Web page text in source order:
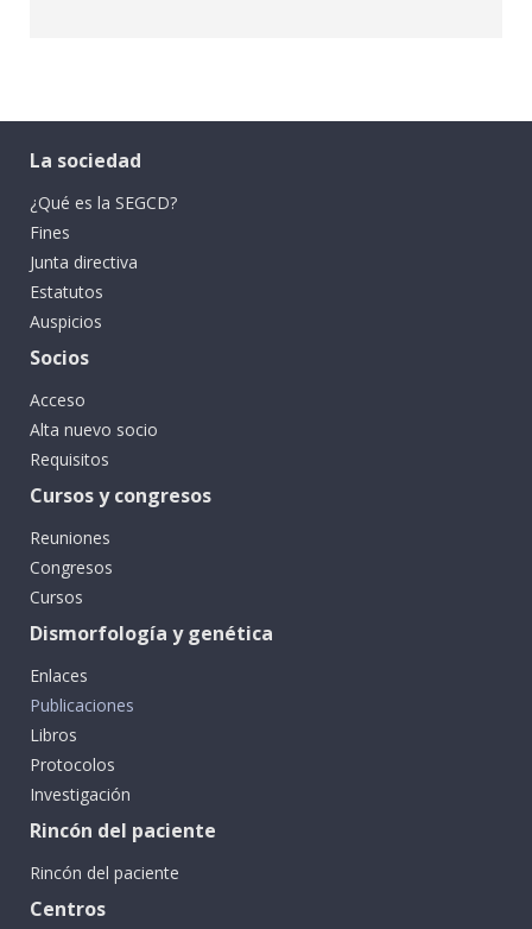
La sociedad
¿Qué es la SEGCD?
Fines
Junta directiva
Estatutos
Auspicios
Socios
Acceso
Alta nuevo socio
Requisitos
Cursos y congresos
Reuniones
Congresos
Cursos
Dismorfología y genética
Enlaces
Publicaciones
Libros
Protocolos
Investigación
Rincón del paciente
Rincón del paciente
Centros